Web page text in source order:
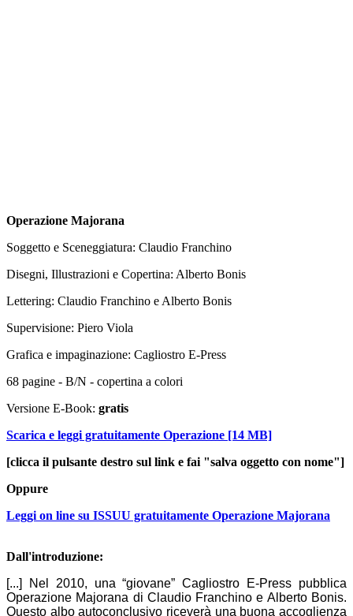
Operazione Majorana
Soggetto e Sceneggiatura: Claudio Franchino
Disegni, Illustrazioni e Copertina: Alberto Bonis
Lettering: Claudio Franchino e Alberto Bonis
Supervisione: Piero Viola
Grafica e impaginazione: Cagliostro E-Press
68 pagine - B/N - copertina a colori
Versione E-Book: gratis
Scarica e leggi gratuitamente Operazione [14 MB]
[clicca il pulsante destro sul link e fai "salva oggetto con nome"]
Oppure
Leggi on line su ISSUU gratuitamente Operazione Majorana
Dall'introduzione:
[...] Nel 2010, una “giovane” Cagliostro E-Press pubblica
Operazione Majorana di Claudio Franchino e Alberto Bonis.
Questo albo autoconclusivo riceverà una buona accoglienza